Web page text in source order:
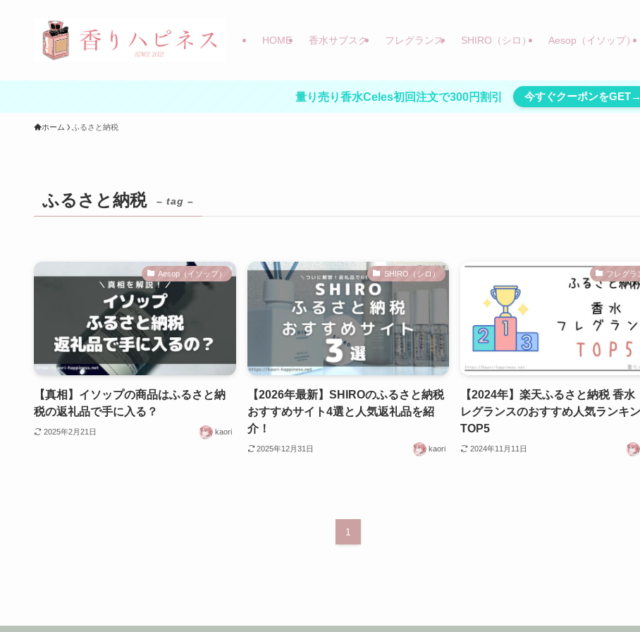
HOME 香水サブスク フレグランス SHIRO（シロ） Aesop（イソップ）
量り売り香水Celes初回注文で300円割引 今すぐクーポンをGET→
ホーム ふるさと納税
ふるさと納税 – tag –
Aesop（イソップ）
【真相】イソップの商品はふるさと納
税の返礼品で手に入る？
2025年2月21日 kaori
SHIRO（シロ）
【2026年最新】SHIROのふるさと納税
おすすめサイト4選と人気返礼品を紹
介！
2025年12月31日 kaori
フレグラ
【2024年】楽天ふるさと納税 香水
レグランスのおすすめ人気ランキ
TOP5
2024年11月11日
1